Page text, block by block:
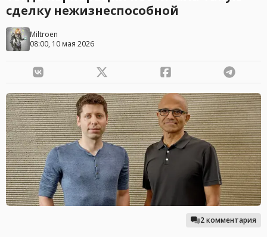
сделку нежизнеспособной
Miltroen
08:00, 10 мая 2026
2 комментария